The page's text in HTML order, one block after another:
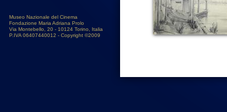
Museo Nazionale del Cinema
Fondazione Maria Adriana Prolo
Via Montebello, 20 - 10124 Torino, Italia
P.IVA 06407440012 - Copyright ©2009